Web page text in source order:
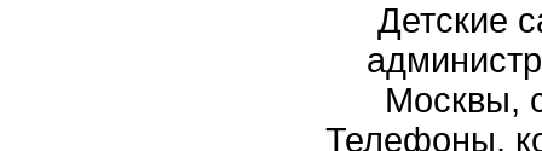
Детские
Москвы,
Телефоны,